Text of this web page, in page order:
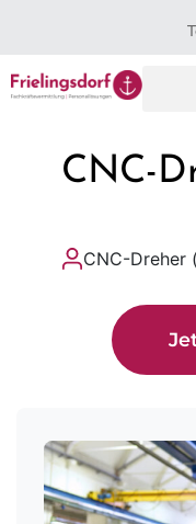
CNC-
CNC-Dreher